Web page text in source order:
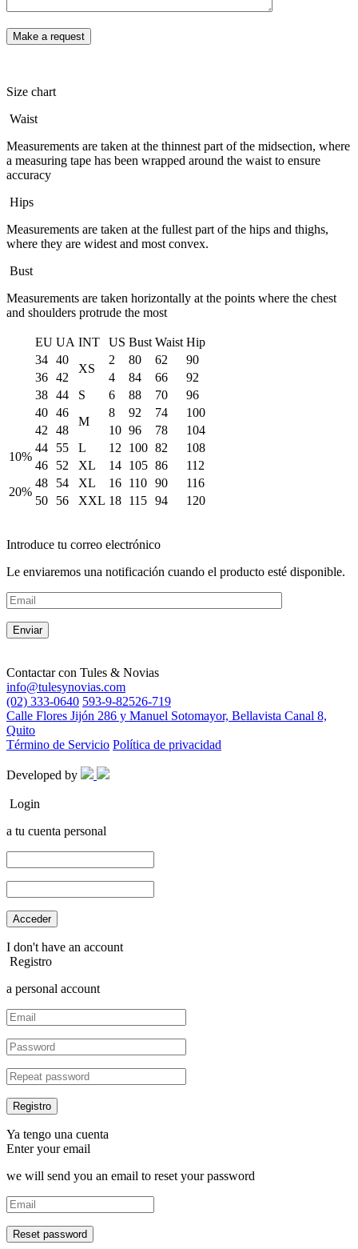
Size chart
Waist
Measurements are taken at the thinnest part of the midsection, where
a measuring tape has been wrapped around the waist to ensure
accuracy
Hips
Measurements are taken at the fullest part of the hips and thighs,
where they are widest and most convex.
Bust
Measurements are taken horizontally at the points where the chest
and shoulders protrude the most
EU UA INT US Bust Waist Hip
34 40
XS
2 80 62
90
36 42 4 84 66
92
38 44 S 6 88 70
96
40 46
M
8 92 74
100
42 48 10 96 78
104
10%
44 55 L 12 100 82
108
46
52 XL 14 105 86
112
20%
48 54 XL 16 110 90
116
50
56 XXL 18 115 94 120
Introduce tu correo electrónico
Le enviaremos una notificación cuando el producto esté disponible.
Contactar con Tules & Novias
info@tulesynovias.com
(02) 333-0640 593-9-82526-719
Calle Flores Jijón 286 y Manuel Sotomayor, Bellavista Canal 8,
Quito
Término de Servicio Política de privacidad
Developed by
Login
a tu cuenta personal
I don't have an account
Registro
a personal account
Ya tengo una cuenta
Enter your email
we will send you an email to reset your password
Reset password